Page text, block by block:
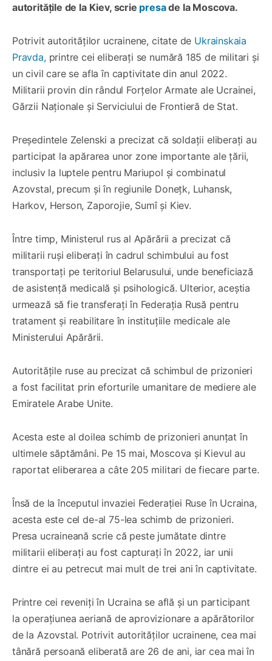
autoritățile de la Kiev, scrie presade la Moscova.
Potrivit autorităților ucrainene, citate de Ukrainskaia
Pravda,printre cei eliberați se numără 185 de militari și
un civil care se afla în captivitate din anul 2022.
Militarii provin din rândul Forțelor Armate ale Ucrainei,
Gărzii Naționale și Serviciului de Frontieră de Stat.
Președintele Zelenski a precizat că soldații eliberați au
participat la apărarea unor zone importante ale țării,
inclusiv la luptele pentru Mariupol și combinatul
Azovstal, precum și în regiunile Donețk, Luhansk,
Harkov, Herson, Zaporojie, Sumî și Kiev.
Între timp, Ministerul rus al Apărării a precizat că
militarii ruși eliberați în cadrul schimbului au fost
transportați pe teritoriul Belarusului, unde beneficiază
de asistență medicală și psihologică. Ulterior, aceștia
urmează să fie transferați în Federația Rusă pentru
tratament și reabilitare în instituțiile medicale ale
Ministerului Apărării.
Autoritățile ruse au precizat că schimbul de prizonieri
a fost facilitat prin eforturile umanitare de mediere ale
Emiratele Arabe Unite.
Acesta este al doilea schimb de prizonieri anunțat în
ultimele săptămâni. Pe 15 mai, Moscova și Kievul au
raportat eliberarea a câte 205 militari de fiecare parte.
Însă de la începutul invaziei Federației Ruse în Ucraina,
acesta este cel de-al 75-lea schimb de prizonieri.
Presa ucraineană scrie că peste jumătate dintre
militarii eliberați au fost capturați în 2022, iar unii
dintre ei au petrecut mai mult de trei ani în captivitate.
Printre cei reveniți în Ucraina se află și un participant
la operațiunea aeriană de aprovizionare a apărătorilor
de la Azovstal. Potrivit autorităților ucrainene, cea mai
tânără persoană eliberată are 26 de ani, iar cea mai în